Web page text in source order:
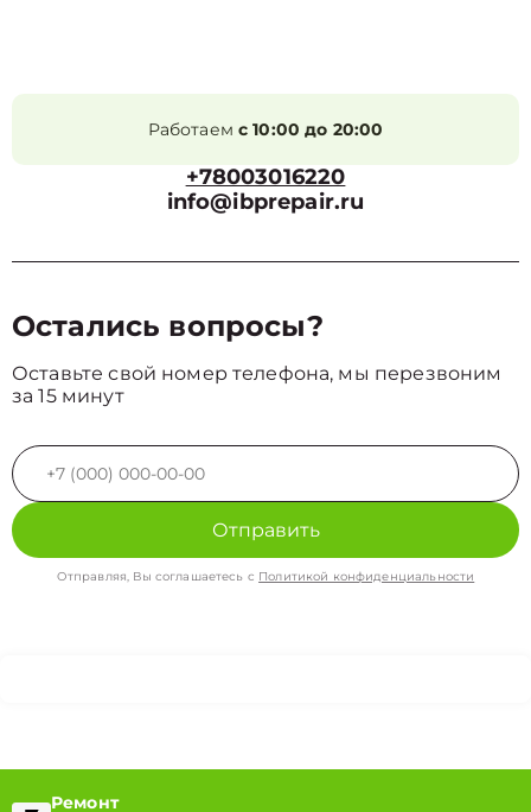
Работаем с 10:00 до 20:00
+78003016220
info@ibprepair.ru
Остались вопросы?
Оставьте свой номер телефона, мы перезвоним
за 15 минут
Отправить
Отправляя, Вы соглашаетесь с Политикой конфиденциальности
Ремонт